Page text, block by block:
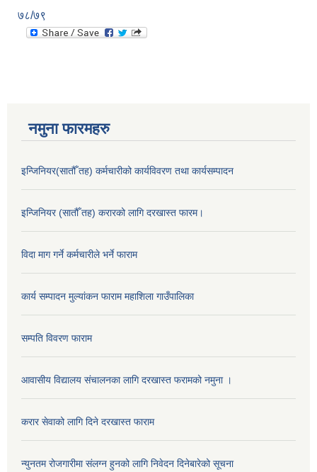
७८/७९
नमुना फारमहरु
इन्जिनियर(सातौँ तह) कर्मचारीको कार्यविवरण तथा कार्यसम्पादन
इन्जिनियर (सातौँ तह) करारको लागि दरखास्त फारम।
विदा माग गर्ने कर्मचारीले भर्ने फाराम
कार्य सम्पादन मुल्यांकन फाराम महाशिला गाउँपालिका
सम्पति विवरण फाराम
आवासीय विद्यालय संचालनका लागि दरखास्त फरामको नमुना ।
करार सेवाको लागि दिने दरखास्त फाराम
न्युनतम रोजगारीमा संलग्न हुनको लागि निवेदन दिनेबारेको सूचना